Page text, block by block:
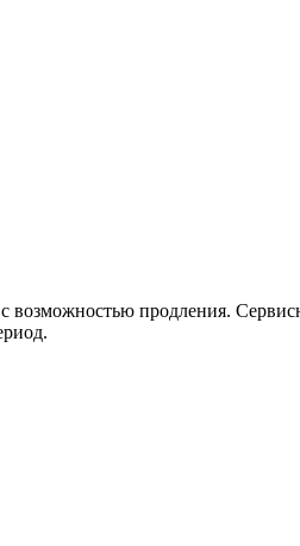
возможностью продления.